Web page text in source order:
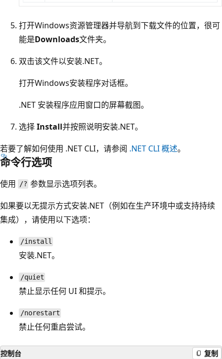
打开Windows资源管理器并导航到下载文件的位置，很可
能是Downloads文件夹。
双击该文件以安装.NET。
打开Windows安装程序对话框。
.NET 安装程序应用窗口的屏幕截图。
选择Install并按照说明安装.NET。
若要了解如何使用 .NET CLI，请参阅 .NET CLI 概述。
命令行选项
使用 /? 参数显示选项列表。
如果要以无提示方式安装.NET（例如在生产环境中或支持持续
集成），请使用以下选项：
/install
安装.NET。
/quiet
禁止显示任何 UI 和提示。
/norestart
禁止任何重启尝试。
控制台 复制